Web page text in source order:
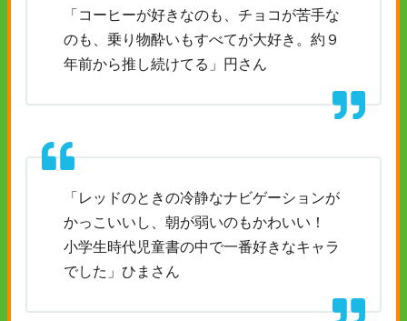
「コーヒーが好きなのも、チョコが苦手な
のも、乗り物酔いもすべてが大好き。約９
年前から推し続けてる」円さん
「レッドのときの冷静なナビゲーションが
かっこいいし、朝が弱いのもかわいい！
小学生時代児童書の中で一番好きなキャラ
でした」ひまさん